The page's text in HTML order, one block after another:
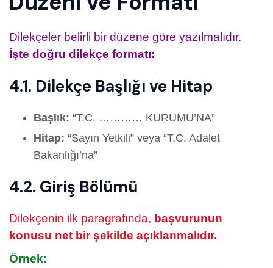
Dilekçeler belirli bir düzene göre yazılmalıdır.
İşte doğru dilekçe formatı:
4.1. Dilekçe Başlığı ve Hitap
Başlık: “T.C. ………… KURUMU’NA”
Hitap: “Sayın Yetkili” veya “T.C. Adalet
Bakanlığı’na”
4.2. Giriş Bölümü
Dilekçenin ilk paragrafında, başvurunun
konusu net bir şekilde açıklanmalıdır.
Örnek: